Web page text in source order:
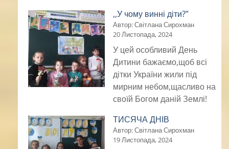
,,У чому винні діти?”
Автор: Світлана Сирохман
20 Листопада, 2024
У цей особливий День
Дитини бажаємо,щоб всі
дітки України жили під
мирним небом,щасливо на
своїй Богом даній Землі!
ТИСЯЧА ДНІВ
Автор: Світлана Сирохман
19 Листопада, 2024